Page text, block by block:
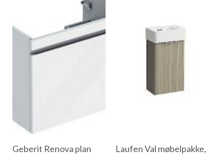
Geberit Renova plan
Laufen Val møbelpakke,